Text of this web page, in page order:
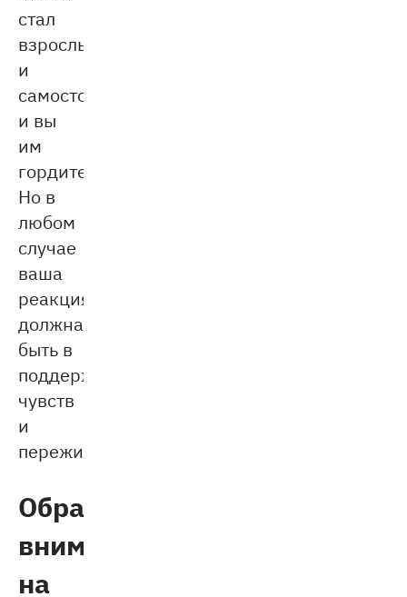
стал
взрослым
и
самостоятельным,
и вы
им
гордитесь.
Но в
любом
случае
ваша
реакция
должна
быть в
поддержку
чувств
и
переживаний.
Обратите
внимание
на